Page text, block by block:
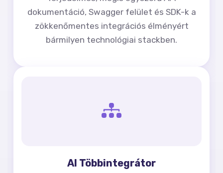
dokumentáció, Swagger felület és SDK-k a
zökkenőmentes integrációs élményért
bármilyen technológiai stackben.
AI Többintegrátor